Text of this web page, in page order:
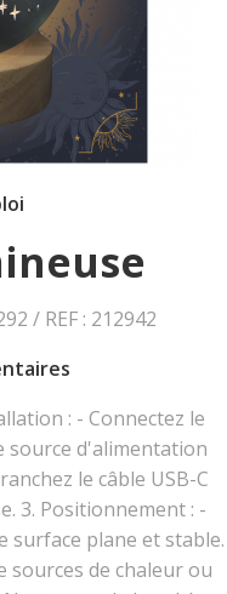
/ REF : 212942
: - Connectez le
source d'alimentation
le câble USB-C
3. Positionnement : -
surface plane et stable.
sources de chaleur ou